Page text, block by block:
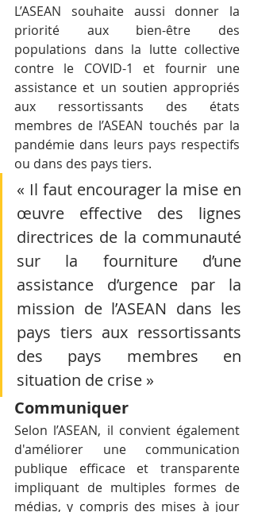
L’ASEAN souhaite aussi donner la
priorité aux bien-être des
populations dans la lutte collective
contre le COVID-1 et fournir une
assistance et un soutien appropriés
aux ressortissants des états
membres de l’ASEAN touchés par la
pandémie dans leurs pays respectifs
ou dans des pays tiers.
« Il faut encourager la mise en
œuvre effective des lignes
directrices de la communauté
sur la fourniture d’une
assistance d’urgence par la
mission de l’ASEAN dans les
pays tiers aux ressortissants
des pays membres en
situation de crise »
Communiquer
Selon l’ASEAN, il convient également
d'améliorer une communication
publique efficace et transparente
impliquant de multiples formes de
médias, y compris des mises à jour